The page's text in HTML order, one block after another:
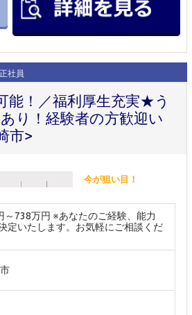
正社員
能！／福利厚生充実★う
り！経験者の方歓迎い
市>
今が狙い目！
～738万円 ※あなたのご経験、能力
定いたします。お気軽にご相談くだ